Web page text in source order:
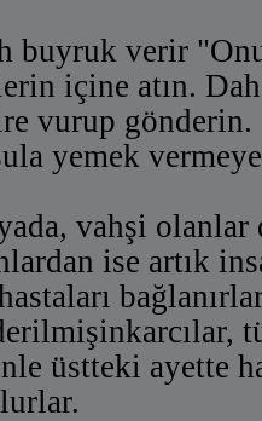
buyruk verir "Onu
içine atın.
vurup
yemek
vahşi olanlar
ise artık
üstteki ayette